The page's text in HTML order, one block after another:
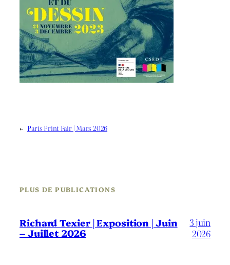
← Paris Print Fair | Mars 2026
PLUS DE PUBLICATIONS
Richard Texier | Exposition | Juin
– Juillet 2026
3 juin
2026